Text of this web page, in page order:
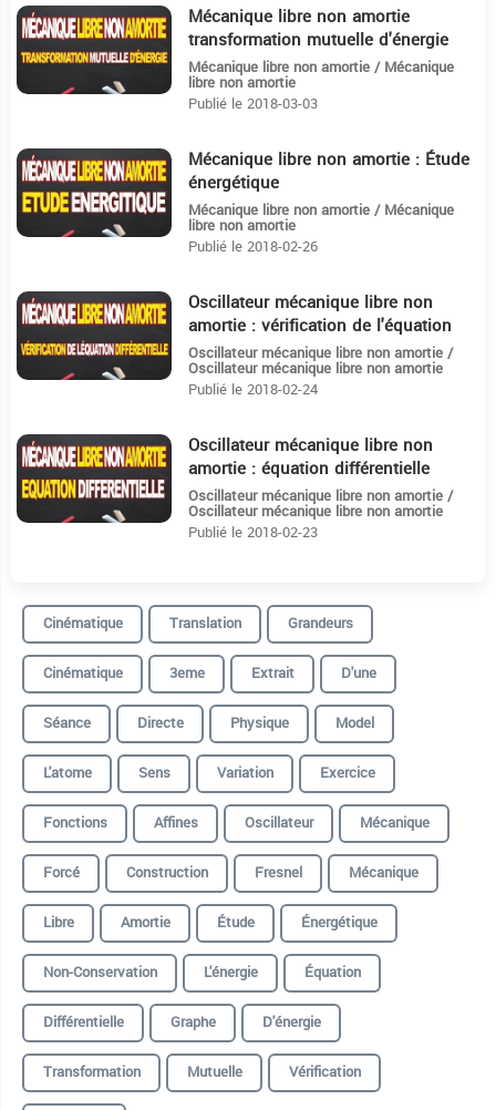
13:17 Mécanique libre non amortie
transformation mutuelle d'énergie
Mécanique libre non amortie / Mécanique
libre non amortie
Publié le 2018-03-03
31:55 Mécanique libre non amortie : Étude
énergétique
Mécanique libre non amortie / Mécanique
libre non amortie
Publié le 2018-02-26
5:28 Oscillateur mécanique libre non
amortie : vérification de l'équation
différentielle
Oscillateur mécanique libre non amortie /
Oscillateur mécanique libre non amortie
Publié le 2018-02-24
13:6 Oscillateur mécanique libre non
amortie : équation différentielle
Oscillateur mécanique libre non amortie /
Oscillateur mécanique libre non amortie
Publié le 2018-02-23
Cinématique Translation
Grandeurs
Cinématique
3eme Extrait
D'une
Séance
Directe Physique
Model
L'atome
Sens Variation
Exercice
Fonctions
Affines Oscillateur
Mécanique
Forcé
Construction Fresnel
Mécanique
Libre
Amortie Étude
Énergétique
Non-Conservation
L'énergie
Équation
Différentielle
Graphe
D'énergie
Transformation
Mutuelle
Vérification